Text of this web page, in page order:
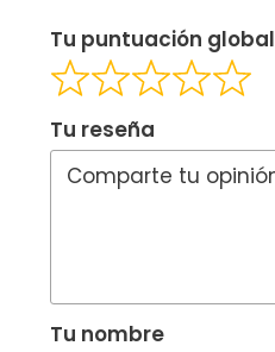
Tu puntuación global
Tu reseña
Tu nombre